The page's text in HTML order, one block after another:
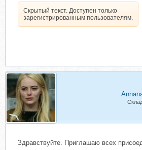
Скрытый текст. Доступен только
зарегистрированным пользователям.
Здравствуйте. Приглашаю всех